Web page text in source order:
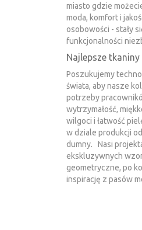
miasto gdzie
moda, komfort i
osobowości - stały
funkcjonalności
Najlepsze
Poszukujemy
świata, aby nasze
potrzeby
wytrzymałość,
wilgoci i łatwość
w dziale produkcji
dumny. Nasi
ekskluzywnych
geometryczne, po
inspirację z pasów